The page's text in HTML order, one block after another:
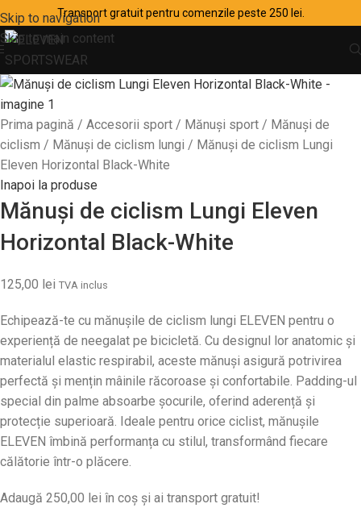
Skip to navigation
Skip to main content
Transport gratuit pentru comenzile peste 250 lei.
Prima pagină Accesorii sport Mănuși sport
Mănuși de
ciclism
Mănuși de ciclism lungi
Mănuși de ciclism Lungi
Eleven Horizontal Black-White
Inapoi la produse
Mănuși de ciclism Lungi Eleven
Horizontal Black-White
125,00 lei TVA inclus
Echipează-te cu mănușile de ciclism lungi ELEVEN pentru o
experiență de neegalat pe bicicletă. Cu designul lor anatomic și
materialul elastic respirabil, aceste mănuși asigură potrivirea
perfectă și mențin mâinile răcoroase și confortabile. Padding-ul
special din palme absoarbe șocurile, oferind aderență și
protecție superioară. Ideale pentru orice ciclist, mănușile
ELEVEN îmbină performanța cu stilul, transformând fiecare
călătorie într-o plăcere.
Adaugă 250,00 lei în coș și ai transport gratuit!